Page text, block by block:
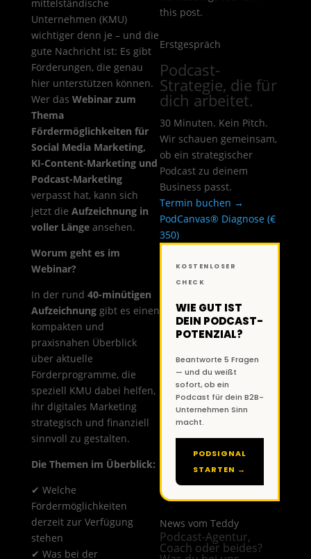
mittelständische
Unternehmen (KMU)
wichtiger denn je – und die
gute Nachricht ist: Es gibt
Förderungen, die genau
hier unterstützen können.
Wer das Webinar zum
Thema
Fördermöglichkeiten für
Social Media Marketing,
KI-Content-Marketing und
Podcast-Marketing
verpasst hat, kann sich
jetzt die Aufzeichnung in
voller Längeansehen.
Worum geht es im
Webinar?
In der rund 40-minütigen
Aufzeichnunggibt es einen
kompakten und
praxisnahen Überblick
über aktuelle
Förderprogramme, die
speziell KMU dabei helfen,
ihr digitales Marketing
strategisch und finanziell
sinnvoll zu gestalten.
Die Themen im Überblick:
✔ Welche
Fördermöglichkeiten
derzeit zur Verfügung
stehen
✔ Was bei der
this post.
Erstgespräch
Podcast-
Strategie, die für
dich arbeitet.
30 Minuten. Kein Pitch.
Wir schauen gemeinsam,
ob ein strategischer
Podcast zu deinem
Business passt.
Termin buchen →
PodCanvas® Diagnose (€
350)
KOSTENLOSER
CHECK
WIE GUT IST
DEIN PODCAST-
POTENZIAL?
Beantworte 5 Fragen
— und du weißt
sofort, ob ein
Podcast für dein B2B-
Unternehmen Sinn
macht.
PODSIGNAL
STARTEN →
News vom Teddy
Podcast-Agentur,
Coach oder beides?